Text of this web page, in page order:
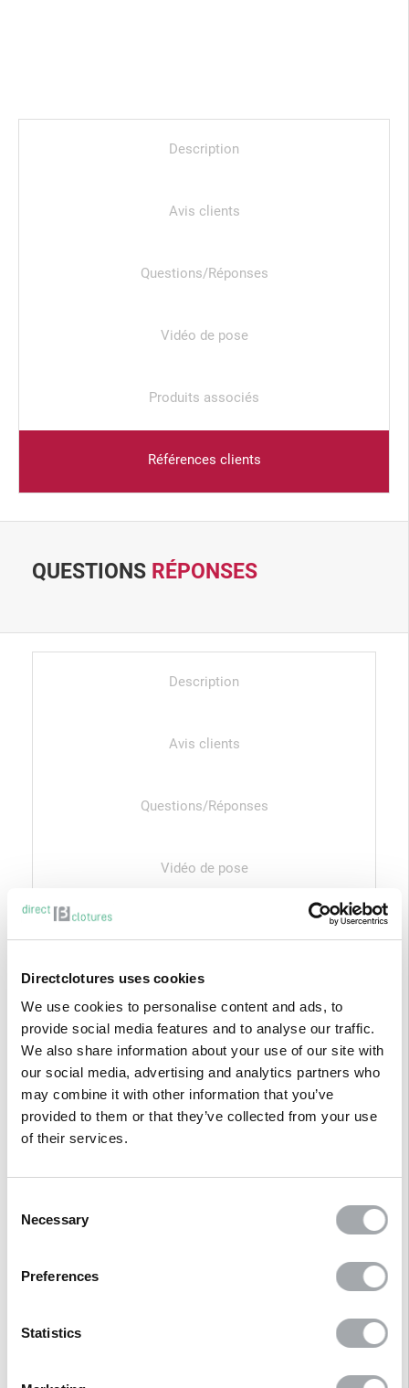
Directclotures uses cookies
We use cookies to personalise content and ads, to
provide social media features and to analyse our traffic.
We also share information about your use of our site with
our social media, advertising and analytics partners who
may combine it with other information that you’ve
provided to them or that they’ve collected from your use
of their services.
Selection
Necessary
Preferences
Statistics
Description
Avis clients
Questions/Réponses
Vidéo de pose
Produits associés
Références clients
QUESTIONS RÉPONSES
Description
Avis clients
Questions/Réponses
Vidéo de pose
VIDÉODE POSE